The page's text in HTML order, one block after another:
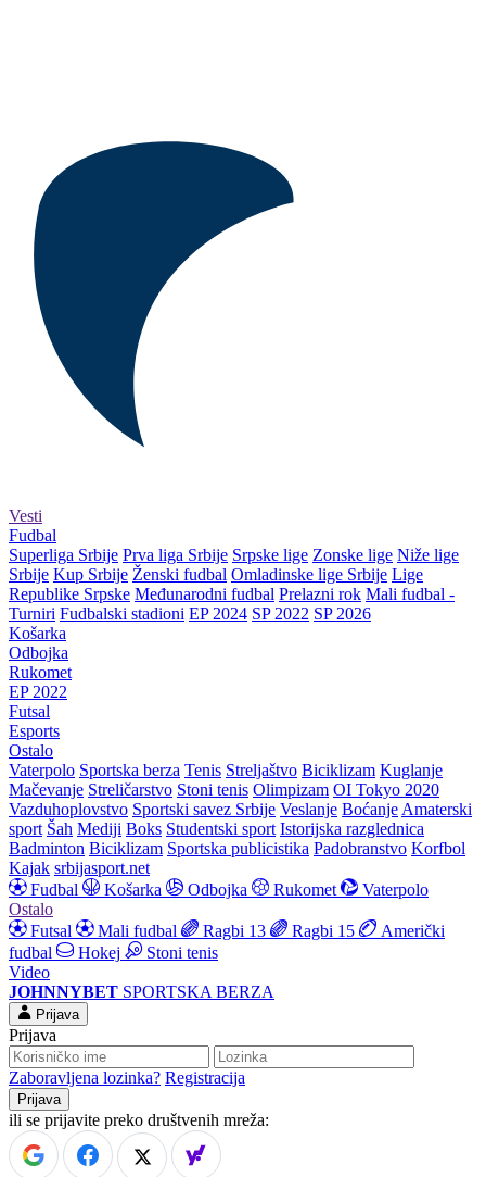
Vesti
Fudbal
Superliga Srbije Prva liga Srbije Srpske lige Zonske lige Niže lige
Srbije Kup Srbije Ženski fudbal Omladinske lige Srbije Lige
Republike Srpske Međunarodni fudbal Prelazni rok Mali fudbal -
Turniri Fudbalski stadioni EP 2024 SP 2022 SP 2026
Košarka
Odbojka
Rukomet
EP 2022
Futsal
Esports
Ostalo
Vaterpolo Sportska berza Tenis Streljaštvo Biciklizam Kuglanje
Mačevanje Streličarstvo Stoni tenis Olimpizam OI Tokyo 2020
Vazduhoplovstvo Sportski savez Srbije Veslanje Boćanje Amaterski
sport Šah Mediji Boks Studentski sport Istorijska razglednica
Badminton Biciklizam Sportska publicistika Padobranstvo Korfbol
Kajak srbijasport.net
Fudbal
Košarka Odbojka Rukomet
Vaterpolo
Ostalo
Futsal
Mali fudbal Ragbi 13 Ragbi 15
Američki
fudbal
Hokej
Stoni tenis
Video
JOHNNYBET SPORTSKA BERZA
Prijava
Prijava
Zaboravljena lozinka? Registracija
ili se prijavite preko društvenih mreža: